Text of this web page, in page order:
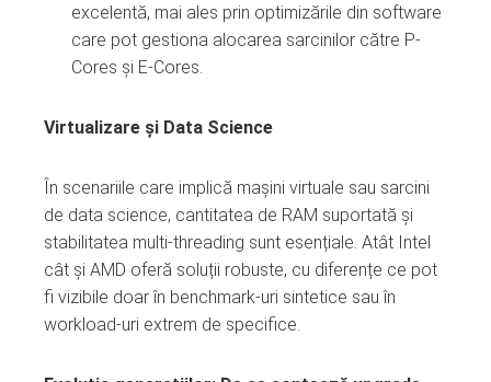
excelentă, mai ales prin optimizările din software
care pot gestiona alocarea sarcinilor către P-
Cores și E-Cores.
Virtualizare și Data Science
În scenariile care implică mașini virtuale sau sarcini
de data science, cantitatea de RAM suportată și
stabilitatea multi-threading sunt esențiale. Atât Intel
cât și AMD oferă soluții robuste, cu diferențe ce pot
fi vizibile doar în benchmark-uri sintetice sau în
workload-uri extrem de specifice.